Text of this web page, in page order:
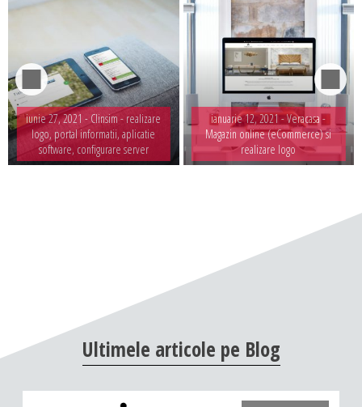
iunie 27, 2021 - Clinsim - realizare
logo, portal informatii, aplicatie
software, configurare server
ianuarie 12, 2021 -Veracasa -
Magazin online (eCommerce) si
realizare logo
Ultimele articole pe Blog